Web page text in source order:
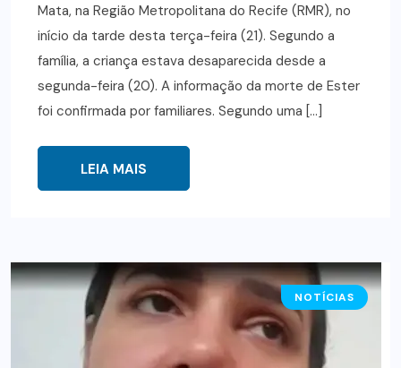
Mata, na Região Metropolitana do Recife (RMR), no
início da tarde desta terça-feira (21). Segundo a
família, a criança estava desaparecida desde a
segunda-feira (20). A informação da morte de Ester
foi confirmada por familiares. Segundo uma […]
LEIA MAIS
NOTÍCIAS